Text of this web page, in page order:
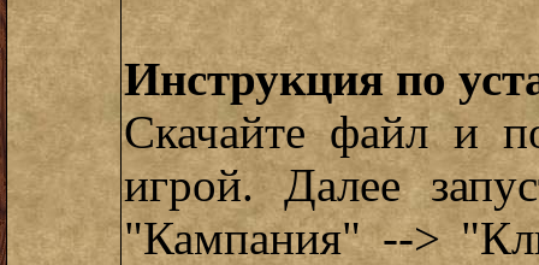
Инструкция по
Скачайте файл и
игрой. Далее
"Кампания" -->